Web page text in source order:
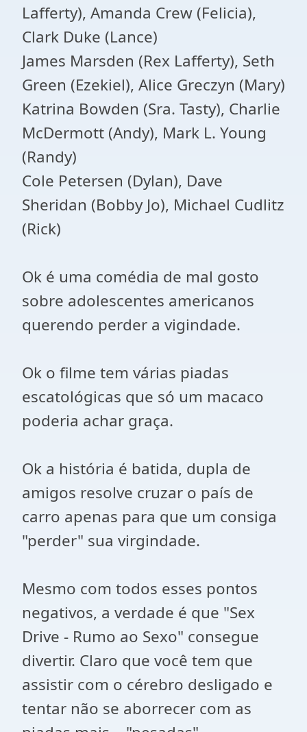
Lafferty), Amanda Crew (Felicia),
Clark Duke (Lance)
James Marsden (Rex Lafferty), Seth
Green (Ezekiel), Alice Greczyn (Mary)
Katrina Bowden (Sra. Tasty), Charlie
McDermott (Andy), Mark L. Young
(Randy)
Cole Petersen (Dylan), Dave
Sheridan (Bobby Jo), Michael Cudlitz
(Rick)
Ok é uma comédia de mal gosto
sobre adolescentes americanos
querendo perder a vigindade.
Ok o filme tem várias piadas
escatológicas que só um macaco
poderia achar graça.
Ok a história é batida, dupla de
amigos resolve cruzar o país de
carro apenas para que um consiga
"perder" sua virgindade.
Mesmo com todos esses pontos
negativos, a verdade é que "Sex
Drive - Rumo ao Sexo" consegue
divertir. Claro que você tem que
assistir com o cérebro desligado e
tentar não se aborrecer com as